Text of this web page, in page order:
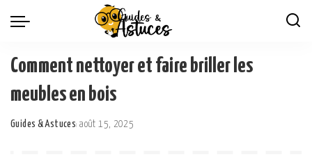
Comment nettoyer et faire briller les
meubles en bois
Guides & Astuces août 15, 2025